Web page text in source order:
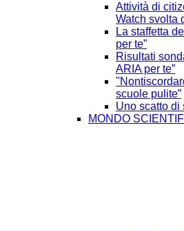
Attività di
Watch svolta
La staffetta
per te”
Risultati
ARIA per te”
scuole pulite”
Uno scatto di
MONDO